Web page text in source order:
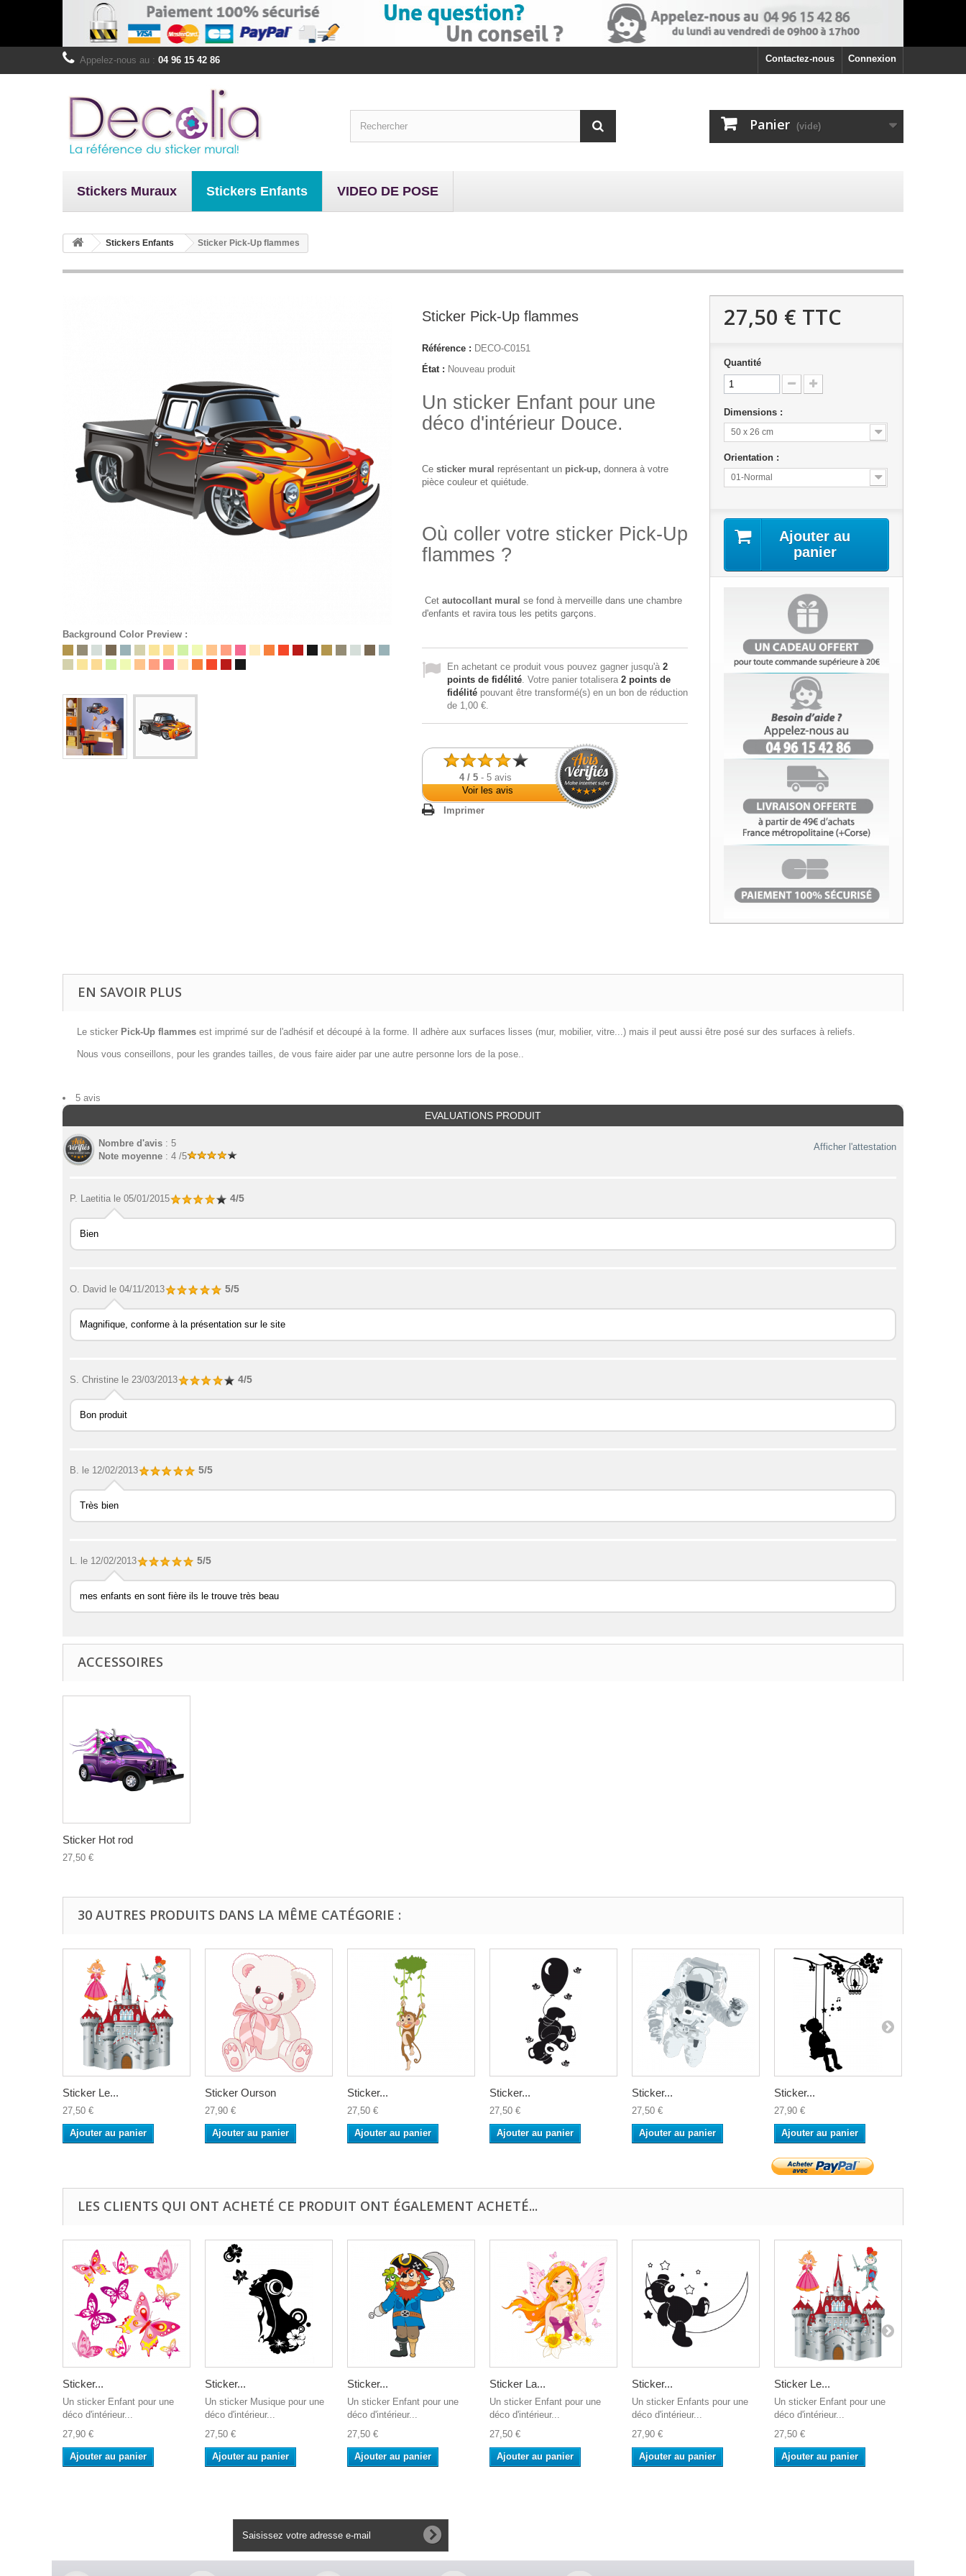
Connexion
Contactez-nous
Appelez-nous au : 04 96 15 42 86
Panier (vide)
Stickers Muraux Stickers Enfants VIDEO DE POSE
Stickers Enfants Sticker Pick-Up flammes
Background Color Preview :
Sticker Pick-Up flammes
Référence : DECO-C0151
État : Nouveau produit
Un sticker Enfant pour une
déco d'intérieur Douce.
Ce sticker mural représentant un pick-up, donnera à votre
pièce couleur et quiétude.
Où coller votre sticker Pick-Up
flammes ?
Cet autocollant mural se fond à merveille dans une chambre
d'enfants et ravira tous les petits garçons.
En achetant ce produit vous pouvez gagner jusqu'à 2
points de fidélité. Votre panier totalisera 2 points de
fidélité pouvant être transformé(s) en un bon de réduction
de 1,00 €.
4 /5 -5avis
Voir les avis
Imprimer
27,50 € TTC
Quantité
Dimensions :
50 x 26 cm
Orientation :
01-Normal
Ajouter au
panier
EN SAVOIR PLUS
Le sticker Pick-Up flammes est imprimé sur de l'adhésif et découpé à la forme. Il adhère aux surfaces lisses (mur, mobilier, vitre...) mais il peut aussi être posé sur des surfaces à reliefs.
Nous vous conseillons, pour les grandes tailles, de vous faire aider par une autre personne lors de la pose. .
5 avis
EVALUATIONS PRODUIT
Nombre d'avis : 5
Note moyenne : 4 /5
Afficher l'attestation
P. Laetitia le 05/01/2015 4/5
Bien
O. David le 04/11/2013 5/5
Magnifique, conforme à la présentation sur le site
S. Christine le 23/03/2013 4/5
Bon produit
B. le 12/02/2013 5/5
Très bien
le 12/02/2013 5/5
mes enfants en sont fière ils le trouve très beau
ACCESSOIRES
Sticker Hot rod
27,50 €
30 AUTRES PRODUITS DANS LA MÊME CATÉGORIE :
Sticker Le...
27,50 €
Ajouter au panier
Sticker Ourson
27,90 €
Ajouter au panier
Sticker...
27,50 €
Ajouter au panier
Sticker...
27,50 €
Ajouter au panier
Sticker...
27,50 €
Ajouter au panier
Sticker...
27,90 €
Ajouter au panier
LES CLIENTS QUI ONT ACHETÉ CE PRODUIT ONT ÉGALEMENT ACHETÉ...
Sticker...
Un sticker Enfant pour une
déco d'intérieur...
27,90 €
Ajouter au panier
Sticker...
Un sticker Musique pour une
déco d'intérieur...
27,50 €
Ajouter au panier
Sticker...
Un sticker Enfant pour une
déco d'intérieur...
27,50 €
Ajouter au panier
Sticker La...
Un sticker Enfant pour une
déco d'intérieur...
27,50 €
Ajouter au panier
Sticker...
Un sticker Enfants pour une
déco d'intérieur...
27,90 €
Ajouter au panier
Sticker Le...
Un sticker Enfant pour une
déco d'intérieur...
27,50 €
Ajouter au panier